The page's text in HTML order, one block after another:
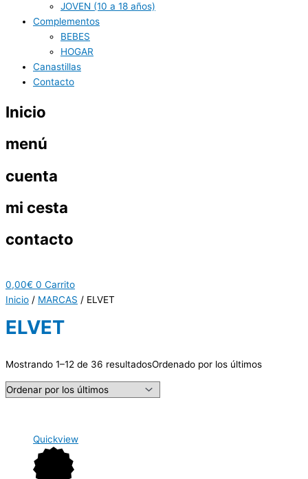
JOVEN (10 a 18 años)
Complementos
BEBES
HOGAR
Canastillas
Contacto
Inicio
menú
cuenta
mi cesta
contacto
0,00€ 0 Carrito
Inicio / MARCAS / ELVET
ELVET
Mostrando 1–12 de 36 resultadosOrdenado por los últimos
Quickview